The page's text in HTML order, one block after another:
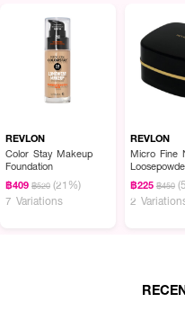
REVLON
Color Stay Makeup
Foundation
฿409 ฿520 (21%)
7 Variations
REVLON
Micro Fine
฿225 ฿450
2